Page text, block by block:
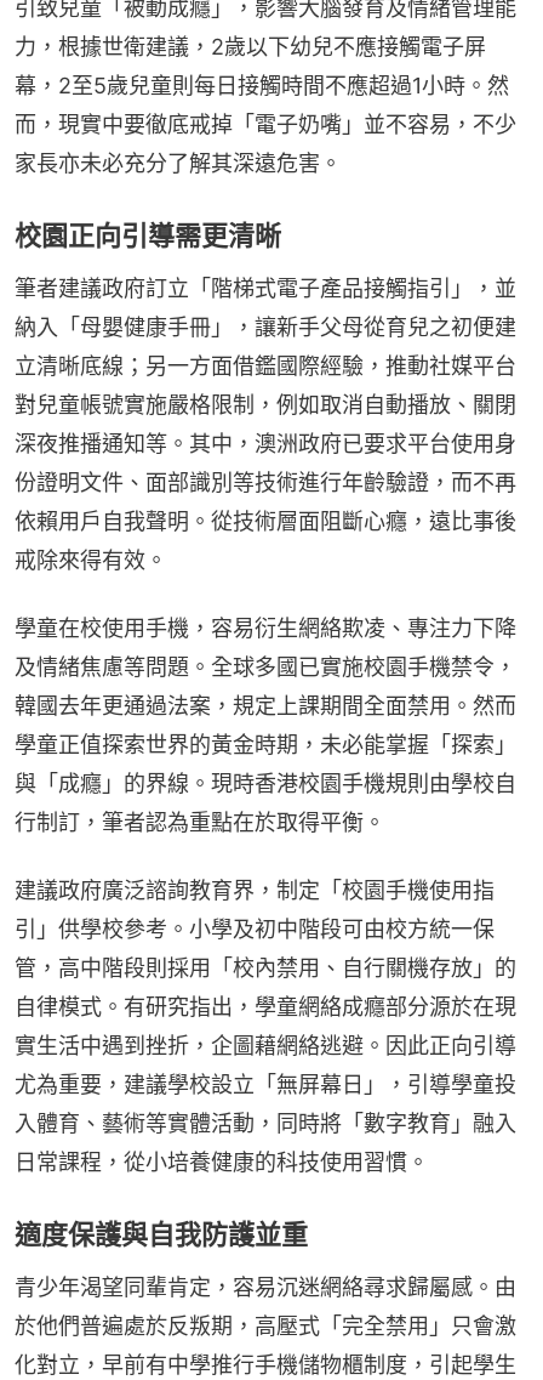
引致兒童「被動成癮」，影響大腦發育及情緒管理能
力，根據世衛建議，2歲以下幼兒不應接觸電子屏
幕，2至5歲兒童則每日接觸時間不應超過1小時。然
而，現實中要徹底戒掉「電子奶嘴」並不容易，不少
家長亦未必充分了解其深遠危害。
校園正向引導需更清晰
筆者建議政府訂立「階梯式電子產品接觸指引」，並
納入「母嬰健康手冊」，讓新手父母從育兒之初便建
立清晰底線；另一方面借鑑國際經驗，推動社媒平台
對兒童帳號實施嚴格限制，例如取消自動播放、關閉
深夜推播通知等。其中，澳洲政府已要求平台使用身
份證明文件、面部識別等技術進行年齡驗證，而不再
依賴用戶自我聲明。從技術層面阻斷心癮，遠比事後
戒除來得有效。
學童在校使用手機，容易衍生網絡欺凌、專注力下降
及情緒焦慮等問題。全球多國已實施校園手機禁令，
韓國去年更通過法案，規定上課期間全面禁用。然而
學童正值探索世界的黃金時期，未必能掌握「探索」
與「成癮」的界線。現時香港校園手機規則由學校自
行制訂，筆者認為重點在於取得平衡。
建議政府廣泛諮詢教育界，制定「校園手機使用指
引」供學校參考。小學及初中階段可由校方統一保
管，高中階段則採用「校內禁用、自行關機存放」的
自律模式。有研究指出，學童網絡成癮部分源於在現
實生活中遇到挫折，企圖藉網絡逃避。因此正向引導
尤為重要，建議學校設立「無屏幕日」，引導學童投
入體育、藝術等實體活動，同時將「數字教育」融入
日常課程，從小培養健康的科技使用習慣。
適度保護與自我防護並重
青少年渴望同輩肯定，容易沉迷網絡尋求歸屬感。由
於他們普遍處於反叛期，高壓式「完全禁用」只會激
化對立，早前有中學推行手機儲物櫃制度，引起學生